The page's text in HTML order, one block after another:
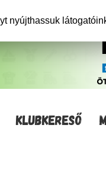
KLUBKERESŐ
nyújthassuk